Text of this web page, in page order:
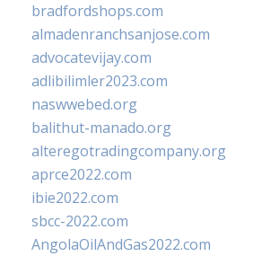
bradfordshops.com
almadenranchsanjose.com
advocatevijay.com
adlibilimler2023.com
naswwebed.org
balithut-manado.org
alteregotradingcompany.org
aprce2022.com
ibie2022.com
sbcc-2022.com
AngolaOilAndGas2022.com